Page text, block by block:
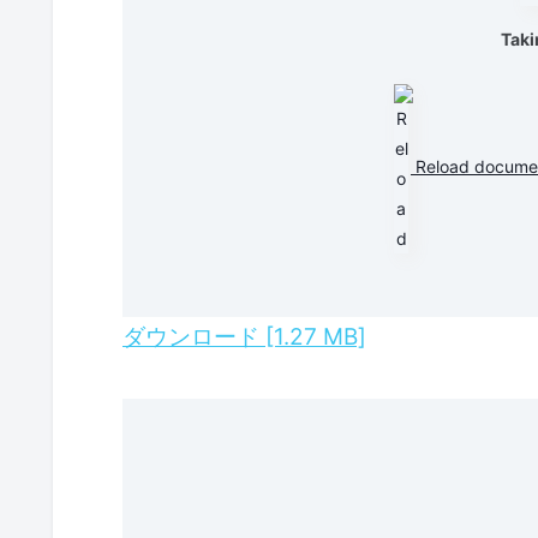
Reload
ダウンロード [1.27 MB]